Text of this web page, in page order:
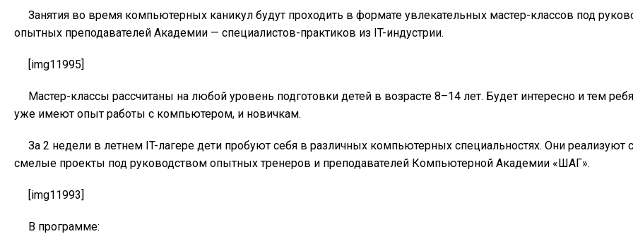
Занятия во время компьютерных каникул будут проходить в формате увлекательных мастер-классов под
опытных преподавателей Академии — специалистов-практиков из IT-индустрии.
[img11995]
Мастер-классы рассчитаны на любой уровень подготовки детей в возрасте 8–14 лет. Будет интересно и тем
уже имеют опыт работы с компьютером, и новичкам.
За 2 недели в летнем IT-лагере дети пробуют себя в различных компьютерных специальностях. Они реализуют
смелые проекты под руководством опытных тренеров и преподавателей Компьютерной Академии «ШАГ».
[img11993]
В программе: